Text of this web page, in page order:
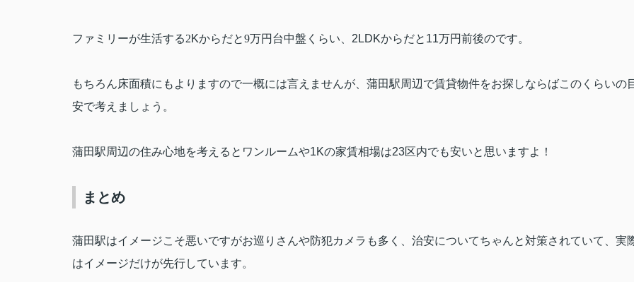
ファミリーが生活する2Kからだと9万円台中盤くらい、 2LDKからだと 11万円前後のです。
もちろん床面積にもよりますので一概には言えませんが、蒲田駅周辺で賃貸物件をお探しならばこのくらいの
安で考えましょう。
蒲田駅周辺の住み心地を考えるとワンルームや1Kの家賃相場は23区内でも安いと思いますよ！
まとめ
蒲田駅はイメージこそ悪いですがお巡りさんや防犯カメラも多く、治安についてちゃんと対策されていて、実
はイメージだけが先行しています。